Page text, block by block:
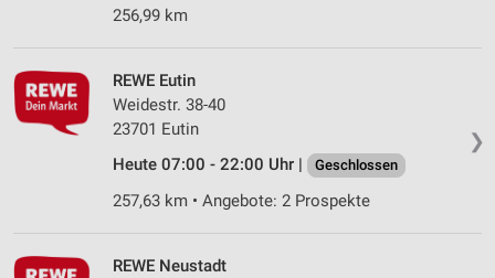
256,99 km
❯
REWE Eutin
Weidestr. 38-40
23701 Eutin
Heute 07:00 - 22:00 Uhr |
Geschlossen
257,63 km • Angebote: 2 Prospekte
REWE Neustadt